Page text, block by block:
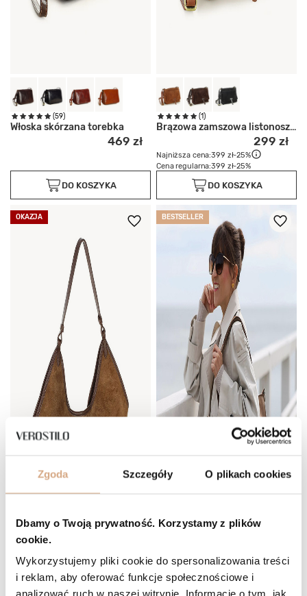
Zgoda Szczegóły O plikach cookies
Dbamy o Twoją prywatność. Korzystamy z plików
cookie.
Wykorzystujemy pliki cookie do spersonalizowania treści
i reklam, aby oferować funkcje społecznościowe i
analizować ruch w naszej witrynie. Informacje o tym, jak
(59)
Włoska skórzana torebka
469 zł
DO KOSZYKA
(1)
Brązowa zamszowa listonoszka
299 zł
Najniższa cena:399 zł-25%
Cena regularna:399 zł-25%
DO KOSZYKA
OKAZJA BESTSELLER